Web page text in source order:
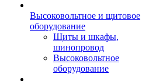
Высоковольтное и щитовое
оборудование
Щиты и шкафы,
шинопровод
Высоковольтное
оборудование